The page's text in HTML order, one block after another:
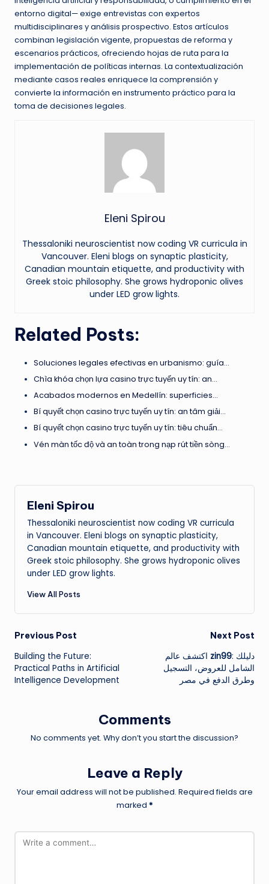
entorno digital— exige entrevistas con expertos
multidisciplinares y análisis prospectivo. Estos artículos
combinan legislación vigente, propuestas de reforma y
escenarios prácticos, ofreciendo hojas de ruta para la
implementación de políticas internas. La contextualización
mediante casos reales enriquece la comprensión y
convierte la información en instrumento práctico para la
toma de decisiones legales.
Eleni Spirou
Thessaloniki neuroscientist now coding VR curricula in
Vancouver. Eleni blogs on synaptic plasticity,
Canadian mountain etiquette, and productivity with
Greek stoic philosophy. She grows hydroponic olives
under LED grow lights.
Related Posts:
Soluciones legales efectivas en urbanismo: guía…
Chìa khóa chọn lựa casino trực tuyến uy tín: an…
Acabados modernos en Medellín: superficies…
Bí quyết chọn casino trực tuyến uy tín: an tâm giải…
Bí quyết chọn casino trực tuyến uy tín: tiêu chuẩn…
Vén màn tốc độ và an toàn trong nạp rút tiền sòng…
Eleni Spirou
Thessaloniki neuroscientist now coding VR curricula
in Vancouver. Eleni blogs on synaptic plasticity,
Canadian mountain etiquette, and productivity with
Greek stoic philosophy. She grows hydroponic olives
under LED grow lights.
View All Posts
Post
navigation
Previous Post
Building the Future:
Practical Paths in Artificial
Intelligence Development
Next Post
zin99: دليلك
الشامل للعروض، التسجيل
وطرق الدفع في مصر
Comments
No comments yet. Why don’t you start the discussion?
Leave a Reply
Your email address will not be published. Required fields are
marked *